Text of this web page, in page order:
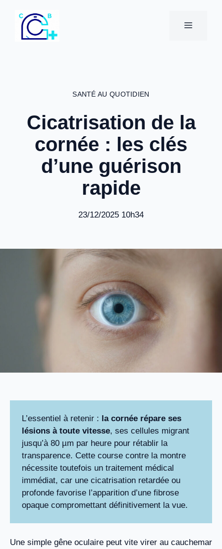
contenu
MENU
SANTÉ AU QUOTIDIEN
Cicatrisation de la
cornée : les clés
d’une guérison
rapide
23/12/2025 10h34
L’essentiel à retenir : la cornée répare ses
lésions à toute vitesse, ses cellules migrant
jusqu’à 80 µm par heure pour rétablir la
transparence. Cette course contre la montre
nécessite toutefois un traitement médical
immédiat, car une cicatrisation retardée ou
profonde favorise l’apparition d’une fibrose
opaque compromettant définitivement la vue.
Une simple gêne oculaire peut vite virer au cauchemar